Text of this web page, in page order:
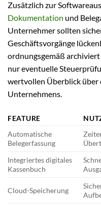
Zusätzlich zur
Dokumentation und
Unternehmer sollten
Geschäftsvorgänge
ordnungsgemäß
nur eventuelle
wertvollen Überblick über
Unternehmens.
FEATURE
Automatische
Belegerfassung
Integriertes digitales
Kassenbuch
Cloud-Speicherung